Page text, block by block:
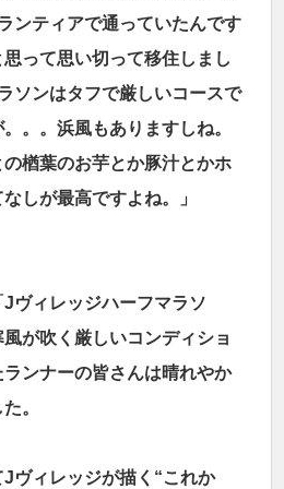
ンティアで通っていたんです
って思い切って移住しまし
ソンはタフで厳しいコースで
。。浜風もありますしね。
楢葉のお芋とか豚汁とかホ
しが最高ですよね。」
ヴィレッジハーフマラソ
が吹く厳しいコンディショ
ンナーの皆さんは晴れやか
。
ヴィレッジが描く“これか